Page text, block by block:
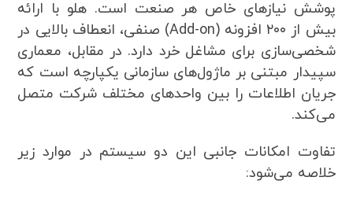
پوشش نیازهای خاص هر صنعت است. هلو با ارائه
بیش از ۲۰۰ افزونه (Add-on) صنفی، انعطاف بالایی در
شخصی‌سازی برای مشاغل خرد دارد. در مقابل، معماری
سپیدار مبتنی بر ماژول‌های سازمانی یکپارچه است که
جریان اطلاعات را بین واحدهای مختلف شرکت متصل
می‌کند.
تفاوت امکانات جانبی این دو سیستم در موارد زیر
خلاصه می‌شود: